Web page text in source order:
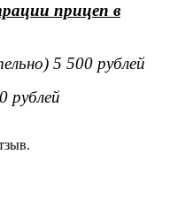
прицеп в
5 500 рублей
рублей